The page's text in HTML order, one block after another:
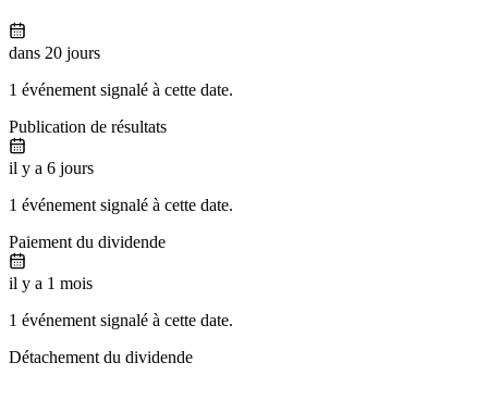
dans 20 jours
1 événement signalé à cette date.
Publication de résultats
il y a 6 jours
1 événement signalé à cette date.
Paiement du dividende
il y a 1 mois
1 événement signalé à cette date.
Détachement du dividende